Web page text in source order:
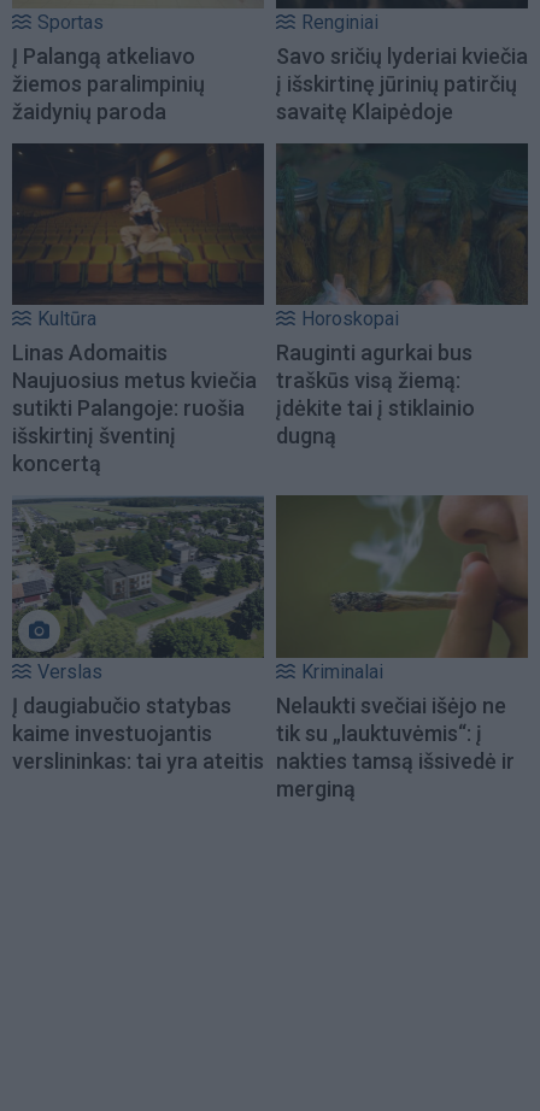
Sportas
Į Palangą atkeliavo
žiemos paralimpinių
žaidynių paroda
Renginiai
Savo sričių lyderiai kviečia
į išskirtinę jūrinių patirčių
savaitę Klaipėdoje
Kultūra
Linas Adomaitis
Naujuosius metus kviečia
sutikti Palangoje: ruošia
išskirtinį šventinį
koncertą
Horoskopai
Rauginti agurkai bus
traškūs visą žiemą:
įdėkite tai į stiklainio
dugną
Verslas
Į daugiabučio statybas
kaime investuojantis
verslininkas: tai yra ateitis
Kriminalai
Nelaukti svečiai išėjo ne
tik su „lauktuvėmis“: į
nakties tamsą išsivedė ir
merginą